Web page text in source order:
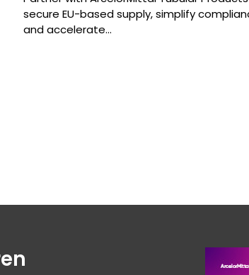
secure EU-based supply, simplify
and accelerate…